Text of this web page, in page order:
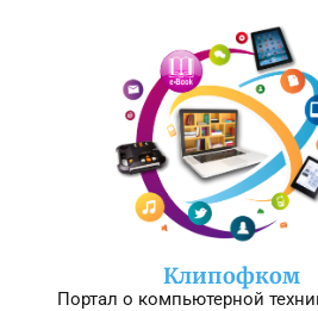
Клипофком
Портал о компьютерной